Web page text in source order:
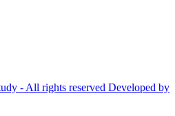
- All rights reserved Developed by